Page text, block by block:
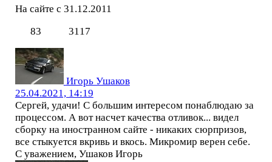
На сайте с 31.12.2011
83
3117
Игорь Ушаков
25.04.2021, 14:19
Сергей, удачи! С большим интересом понаблюдаю за
процессом. А вот насчет качества отливок... видел
сборку на иностранном сайте - никаких сюрпризов,
все стыкуется вкривь и вкось. Микромир верен себе.
С уважением, Ушаков Игорь